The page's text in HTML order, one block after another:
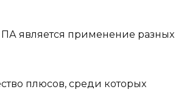
является применение разных
плюсов, среди которых